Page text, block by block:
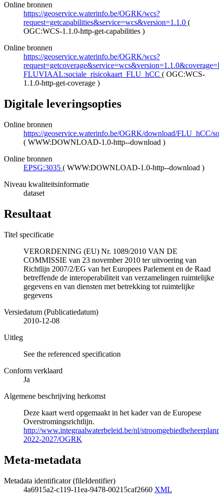
Online bronnen
https://geoservice.waterinfo.be/OGRK/wcs?
request=getcapabilities&service=wcs&version=1.1.0 (
OGC:WCS-1.1.0-http-get-capabilities )
Online bronnen
https://geoservice.waterinfo.be/OGRK/wcs?
FLUVIAAL:sociale_risicokaart_FLU_hCC ( OGC:WCS-
1.1.0-http-get-coverage )
Digitale leveringsopties
Online bronnen
https://geoservice.waterinfo.be/OGRK/download/FLU_hCC/
( WWW:DOWNLOAD-1.0-http--download )
Online bronnen
EPSG:3035 ( WWW:DOWNLOAD-1.0-http--download )
Niveau kwaliteitsinformatie
dataset
Resultaat
Titel specificatie
VERORDENING (EU) Nr. 1089/2010 VAN DE
COMMISSIE van 23 november 2010 ter uitvoering van
Richtlijn 2007/2/EG van het Europees Parlement en de Raad
betreffende de interoperabiliteit van verzamelingen ruimtelijke
gegevens en van diensten met betrekking tot ruimtelijke
gegevens
Versiedatum (Publicatiedatum)
2010-12-08
Uitleg
See the referenced specification
Conform verklaard
Ja
Algemene beschrijving herkomst
Deze kaart werd opgemaakt in het kader van de Europese
Overstromingsrichtlijn.
http://www.integraalwaterbeleid.be/nl/
2022-2027/OGRK
Meta-metadata
Metadata identificator (fileIdentifier)
4a6915a2-c119-11ea-9478-00215caf2660 XML